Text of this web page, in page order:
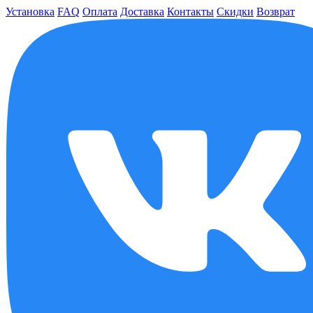
Установка FAQ Оплата Доставка Контакты Скидки Возврат